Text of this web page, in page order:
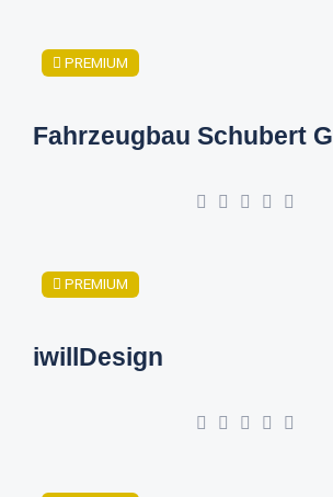
PREMIUM
Fahrzeugbau Schubert
PREMIUM
iwillDesign